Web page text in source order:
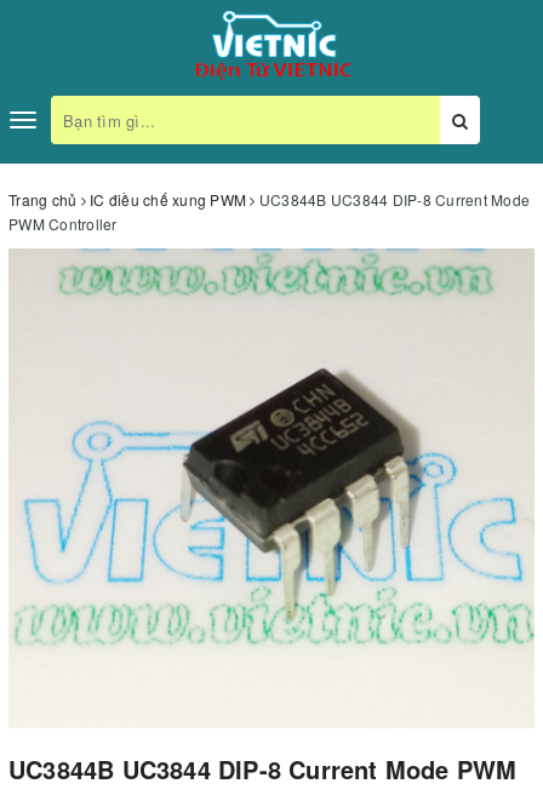
Toggle
navigation
Trang chủ IC điều chế xung PWM
UC3844B UC3844 DIP-8 Current Mode
PWM Controller
UC3844B UC3844 DIP-8 Current Mode PWM